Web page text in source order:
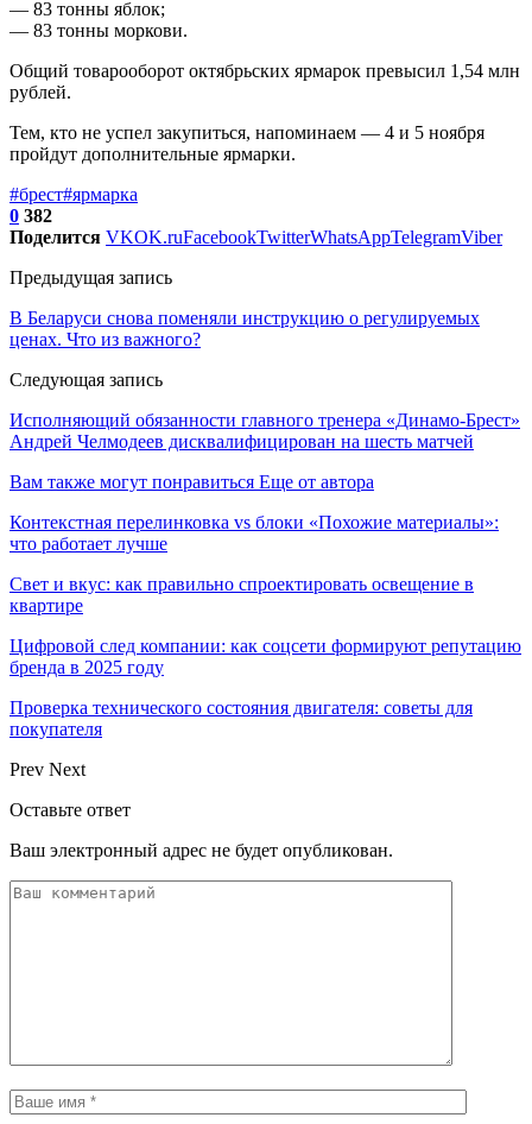
— 83 тонны яблок;
— 83 тонны моркови.
Общий товарооборот октябрьских ярмарок превысил 1,54 млн
рублей.
Тем, кто не успел закупиться, напоминаем — 4 и 5 ноября
пройдут дополнительные ярмарки.
#брест#ярмарка
0 382
Поделится VKOK.ruFacebookTwitterWhatsAppTelegramViber
Предыдущая запись
В Беларуси снова поменяли инструкцию о регулируемых
ценах. Что из важного?
Следующая запись
Исполняющий обязанности главного тренера «Динамо-Брест»
Андрей Челмодеев дисквалифицирован на шесть матчей
Вам также могут понравиться Еще от автора
Контекстная перелинковка vs блоки «Похожие материалы»:
что работает лучше
Свет и вкус: как правильно спроектировать освещение в
квартире
Цифровой след компании: как соцсети формируют репутацию
бренда в 2025 году
Проверка технического состояния двигателя: советы для
покупателя
Prev Next
Оставьте ответ
Ваш электронный адрес не будет опубликован.